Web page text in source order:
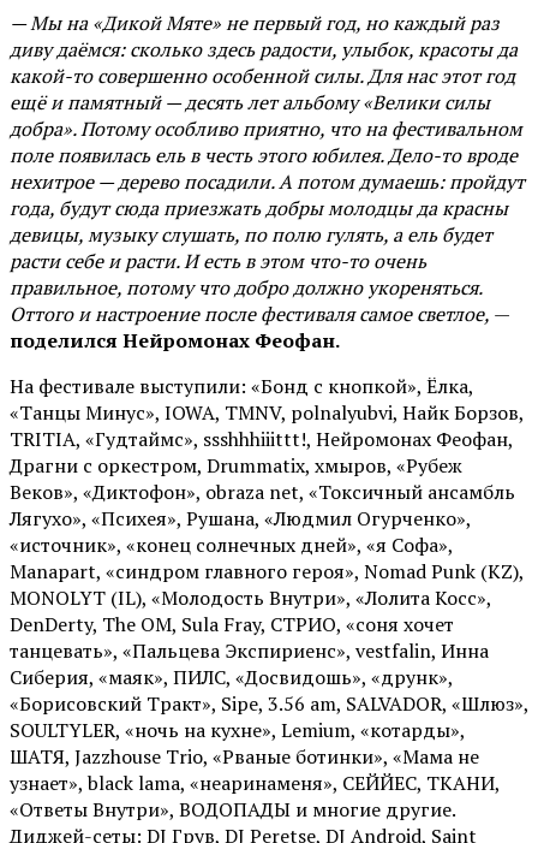
— Мы на «Дикой Мяте» не первый год, но каждый раз
диву даёмся: сколько здесь радости, улыбок, красоты да
какой-то совершенно особенной силы. Для нас этот год
ещё и памятный — десять лет альбому «Велики силы
добра». Потому особливо приятно, что на фестивальном
поле появилась ель в честь этого юбилея. Дело-то вроде
нехитрое — дерево посадили. А потом думаешь: пройдут
года, будут сюда приезжать добры молодцы да красны
девицы, музыку слушать, по полю гулять, а ель будет
расти себе и расти. И есть в этом что-то очень
правильное, потому что добро должно укореняться.
Оттого и настроение после фестиваля самое светлое, —
поделился Нейромонах Феофан.
На фестивале выступили: «Бонд с кнопкой», Ёлка,
«Танцы Минус», IOWA, TMNV, polnalyubvi, Найк Борзов,
TRITIA, «Гудтаймс», ssshhhiiittt!, Нейромонах Феофан,
Драгни с оркестром, Drummatix, хмыров, «Рубеж
Веков», «Диктофон», obraza net, «Токсичный ансамбль
Лягухо», «Психея», Рушана, «Людмил Огурченко»,
«источник», «конец солнечных дней», «я Софа»,
Manapart, «синдром главного героя», Nomad Punk (KZ),
MONOLYT (IL), «Молодость Внутри», «Лолита Косс»,
DenDerty, The OM, Sula Fray, СТРИО, «соня хочет
танцевать», «Пальцева Экспириенс», vestfalin, Инна
Сиберия, «маяк», ПИЛС, «Досвидошь», «друнк»,
«Борисовский Тракт», Sipe, 3.56 am, SALVADOR, «Шлюз»,
SOULTYLER, «ночь на кухне», Lemium, «котарды»,
ШАТЯ, Jazzhouse Trio, «Рваные ботинки», «Мама не
узнает», black lama, «неаринаменя», СЕЙЙЕС, ТКАНИ,
«Ответы Внутри», ВОДОПАДЫ и многие другие.
Диджей-сеты: DJ Грув, DJ Peretse, DJ Android, Saint